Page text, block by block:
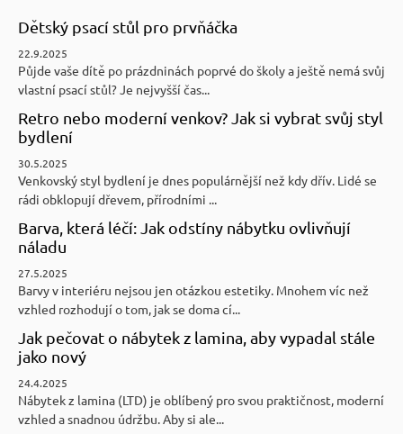
Dětský psací stůl pro prvňáčka
22.9.2025
Půjde vaše dítě po prázdninách poprvé do školy a ještě nemá svůj
vlastní psací stůl? Je nejvyšší čas...
Retro nebo moderní venkov? Jak si vybrat svůj styl
bydlení
30.5.2025
Venkovský styl bydlení je dnes populárnější než kdy dřív. Lidé se
rádi obklopují dřevem, přírodními ...
Barva, která léčí: Jak odstíny nábytku ovlivňují
náladu
27.5.2025
Barvy v interiéru nejsou jen otázkou estetiky. Mnohem víc než
vzhled rozhodují o tom, jak se doma cí...
Jak pečovat o nábytek z lamina, aby vypadal stále
jako nový
24.4.2025
Nábytek z lamina (LTD) je oblíbený pro svou praktičnost, moderní
vzhled a snadnou údržbu. Aby si ale...